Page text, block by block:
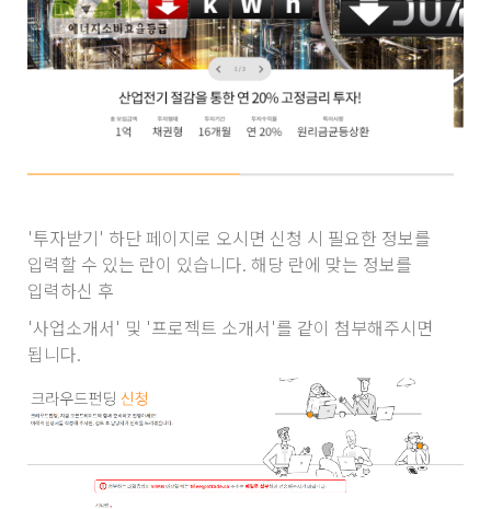
'투자받기' 하단 페이지로 오시면 신청 시 필요한 정보를
입력할 수 있는 란이 있습니다. 해당 란에 맞는 정보를
입력하신 후
'사업소개서' 및 '프로젝트 소개서'를 같이 첨부해주시면
됩니다.